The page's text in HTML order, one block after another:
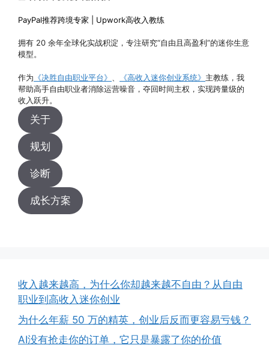
PayPal推荐跨境专家 | Upwork高收入教练
拥有 20 余年全球化实战积淀，专注研究“自由且高盈利”的迷你生意
模型。
作为 《决胜自由职业平台》 《高收入迷你创业系统》 主教练，我
帮助高手自由职业者消除运营噪音，夺回时间主权，实现跨量级的
收入跃升。
关于
规划
诊断
成长方案
收入越来越高，为什么你却越来越不自由？从自由
职业到高收入迷你创业
为什么年薪 50 万的精英，创业后反而更容易亏钱？
AI没有抢走你的订单，它只是暴露了你的价值